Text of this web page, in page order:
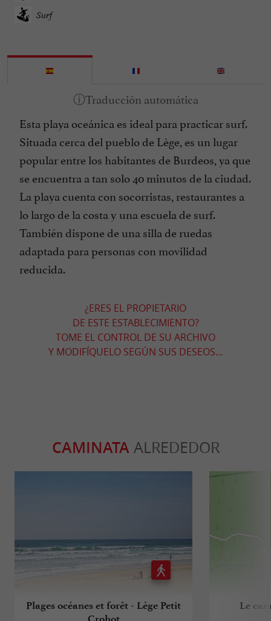
Surf
Esta playa oceánica es ideal para practicar surf.
Situada cerca del pueblo de Lège, es un lugar
popular entre los habitantes de Burdeos, ya que
se encuentra a tan solo 40 minutos de la ciudad.
La playa cuenta con socorristas, restaurantes a
lo largo de la costa y una escuela de surf.
También dispone de una silla de ruedas
adaptada para personas con movilidad
reducida.
¿ERES EL PROPIETARIO
DE ESTE ESTABLECIMIENTO?
TOME EL CONTROL DE SU ARCHIVO
Y MODIFÍQUELO SEGÚN SUS DESEOS...
CAMINATAALREDEDOR
Plages océanes et forêt - Lège Petit
Crohot
Le